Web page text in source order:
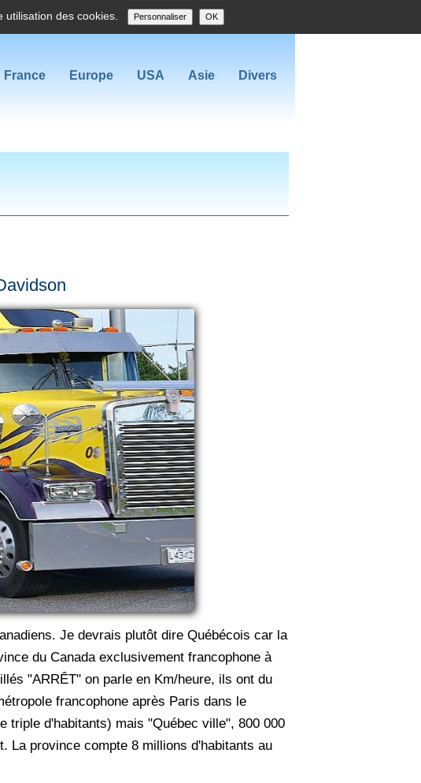
utilisation des cookies. Personnaliser OK
France Europe USA Asie Divers
Je devrais plutôt dire Québécois car la
du Canada exclusivement francophone à
"ARRÊT" on parle en Km/heure, ils ont du
francophone après Paris dans le
triple d'habitants) mais "Québec ville", 800 000
La province compte 8 millions d'habitants au